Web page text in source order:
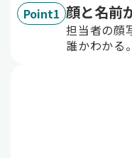
Point1 顔と名前
担当者の顔
誰かわかる。